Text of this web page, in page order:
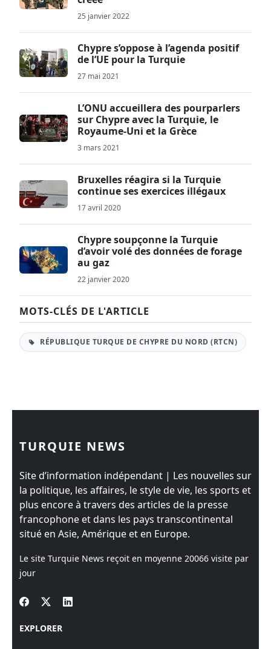
25 janvier 2022
Chypre s’oppose à l’agenda positif
de l’UE pour la Turquie
27 mai 2021
L’ONU accueillera des pourparlers
sur Chypre avec la Turquie, le
Royaume-Uni et la Grèce
3 mars 2021
Bruxelles réagira si la Turquie
continue ses exercices illégaux
17 avril 2020
Chypre soupçonne la Turquie
d’avoir volé des données de forage
au gaz
22 janvier 2020
MOTS-CLÉS DE L'ARTICLE
RÉPUBLIQUE TURQUE DE CHYPRE DU NORD (RTCN)
TURQUIE NEWS
Site d’information indépendant | Les nouvelles sur
la politique, les affaires, le style de vie, les sports et
plus encore à travers des articles de la presse
francophone et dans les pays transcontinental
situé en Asie, Amérique et en Europe.
Le site Turquie News reçoit en moyenne 20066 visite par
jour
EXPLORER